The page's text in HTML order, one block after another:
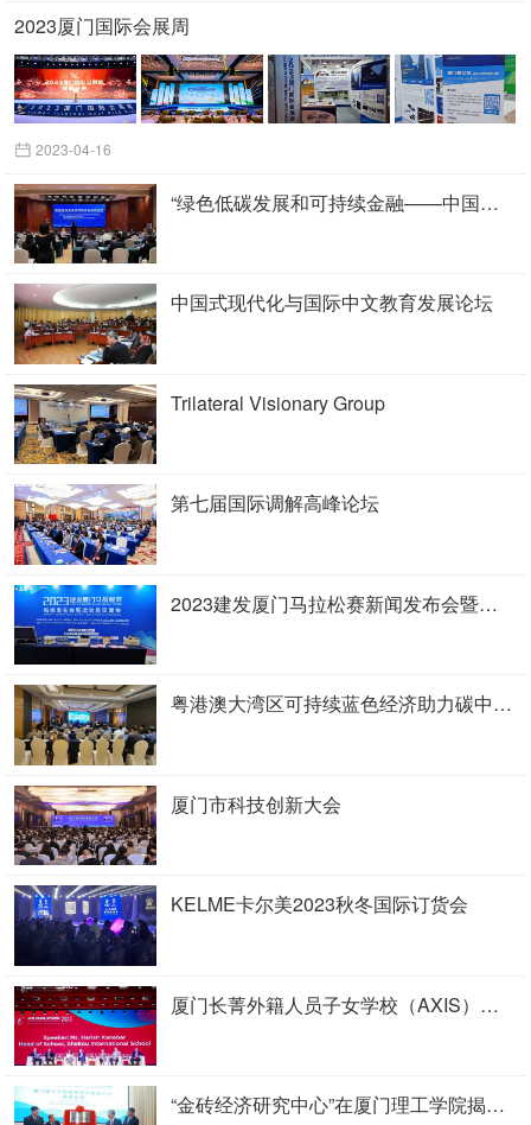
2023厦门国际会展周
2023-04-16
“绿色低碳发展和可持续金融——中国以及‘一带一路’推动落实可持续发展议程与巴黎气候协定”培训班
中国式现代化与国际中文教育发展论坛
Trilateral Visionary Group
第七届国际调解高峰论坛
2023建发厦门马拉松赛新闻发布会暨运动员见面会召开
粤港澳大湾区可持续蓝色经济助力碳中和研讨会
厦门市科技创新大会
KELME卡尔美2023秋冬国际订货会
厦门长菁外籍人员子女学校（AXIS）创校庆典与国际教育圆桌论坛
“金砖经济研究中心”在厦门理工学院揭牌成立